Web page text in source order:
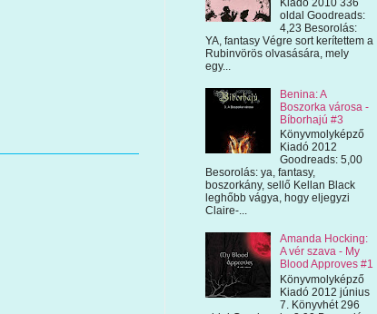
Kiadó 2010 336
oldal Goodreads:
4,23 Besorolás:
YA, fantasy Végre sort kerítettem a
Rubinvörös olvasására, mely
egy...
Benina: A
Boszorka városa -
Bíborhajú #3
Könyvmolyképző
Kiadó 2012
Goodreads: 5,00
Besorolás: ya, fantasy,
boszorkány, sellő Kellan Black
leghőbb vágya, hogy eljegyzi
Claire-...
Amanda Hocking:
A vér szava - My
Blood Approves #1
Könyvmolyképző
Kiadó 2012 június
7. Könyvhét 296